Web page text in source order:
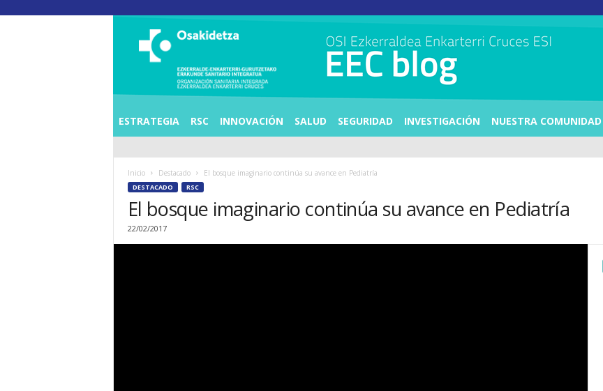
A
N
ESTRATEGIA RSC INNOVACIÓN SALUD SEGURIDAD INVESTIGACIÓN NUESTRA COMUNIDAD
Inicio Destacado El bosque imaginario continúa su avance en Pediatría
DESTACADO RSC
El bosque imaginario continúa su avance en Pediatría
22/02/2017